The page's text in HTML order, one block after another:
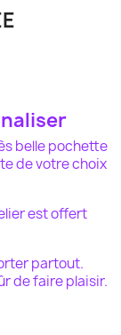
belle pochette
de votre choix
est offert
partout.
de faire plaisir.